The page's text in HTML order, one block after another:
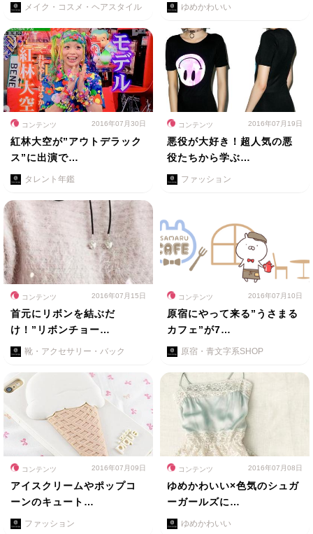
メイク・コスメ・ヘアスタイル ゆめかわいい
コンテンツ 2016年07月30日
紅林大空が”アウトデラック
ス”に出演で…
タレント年鑑
コンテンツ 2016年07月19日
悪役が大好き！超人気の悪
役たちから学ぶ…
ファッション
コンテンツ 2016年07月15日
首元にリボンを結ぶだ
け！”リボンチョー…
靴・アクセサリー・バック
コンテンツ 2016年07月10日
原宿にやって来る”うさまる
カフェ”が7…
原宿・青文字系SHOP
コンテンツ 2016年07月09日
アイスクリームやポップコ
ーンのキュート…
ファッション
コンテンツ 2016年07月08日
ゆめかわいい×色気のシュガ
ーガールズに…
ゆめかわいい